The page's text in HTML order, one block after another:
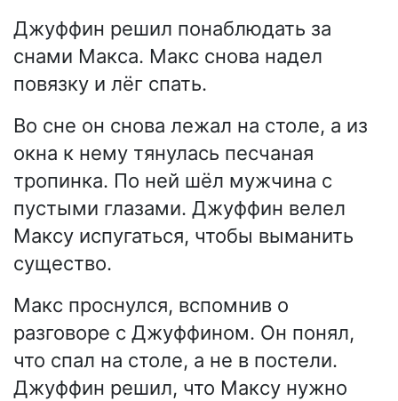
Джуффин решил понаблюдать за
снами Макса. Макс снова надел
повязку и лёг спать.
Во сне он снова лежал на столе, а из
окна к нему тянулась песчаная
тропинка. По ней шёл мужчина с
пустыми глазами. Джуффин велел
Максу испугаться, чтобы выманить
существо.
Макс проснулся, вспомнив о
разговоре с Джуффином. Он понял,
что спал на столе, а не в постели.
Джуффин решил, что Максу нужно